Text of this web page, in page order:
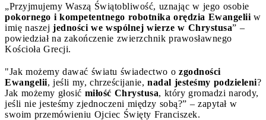
„Przyjmujemy Waszą Świątobliwość, uznając w jego osobie
pokornego i kompetentnego robotnika orędzia Ewangelii w
imię naszej jedności we wspólnej wierze w Chrystusa” –
powiedział na zakończenie zwierzchnik prawosławnego
Kościoła Grecji.
"Jak możemy dawać światu świadectwo o zgodności
Ewangelii, jeśli my, chrześcijanie, nadal jesteśmy podzieleni?
Jak możemy głosić miłość Chrystusa, który gromadzi narody,
jeśli nie jesteśmy zjednoczeni między sobą?” – zapytał w
swoim przemówieniu Ojciec Święty Franciszek.